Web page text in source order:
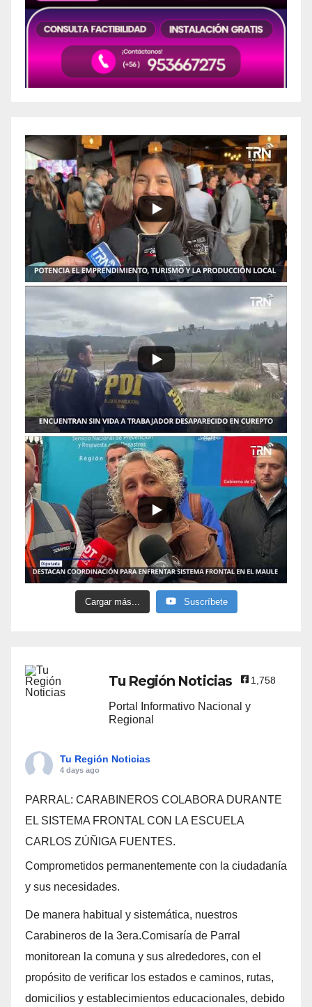
Cargar más... Suscríbete
Tu Región Noticias 1,758
Portal Informativo Nacional y
Regional
Tu Región Noticias
4 days ago
PARRAL: CARABINEROS COLABORA DURANTE
EL SISTEMA FRONTAL CON LA ESCUELA
CARLOS ZÚÑIGA FUENTES.
Comprometidos permanentemente con la ciudadanía
y sus necesidades.
De manera habitual y sistemática, nuestros
Carabineros de la 3era.Comisaría de Parral
monitorean la comuna y sus alrededores, con el
propósito de verificar los estados e caminos, rutas,
domicilios y establecimientos educacionales, debido